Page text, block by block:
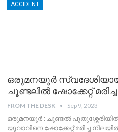
ACCIDENT
ഒരുമനയൂർ
ചൂണ്ടലിൽ ഷോക്കേറ്റ്
FROM THE DESK Sep 9, 2023
ഒരുമനയൂർ : ചൂണ്ടല്‍
യുവാവിനെ ഷോക്കേറ്റ് മരിച്ച